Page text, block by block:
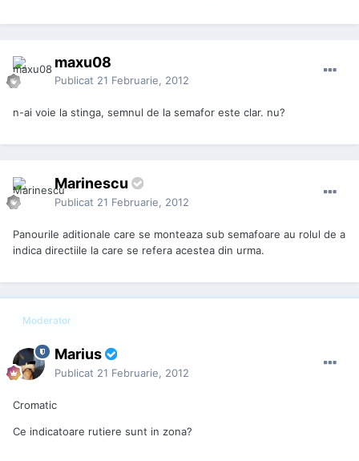
maxu08
Publicat 21 Februarie, 2012
n-ai voie la stinga, semnul de la semafor este clar. nu?
Marinescu
Publicat 21 Februarie, 2012
Panourile aditionale care se monteaza sub semafoare au rolul de a
indica directiile la care se refera acestea din urma.
Moderator
Marius
Publicat 21 Februarie, 2012
Cromatic
Ce indicatoare rutiere sunt in zona?